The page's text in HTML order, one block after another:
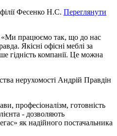
Фесенко Н.С. Переглянути
«Ми працюємо так, що до нас
Якісні офісні меблі за
гідність компанії. Це можна
нерухомості Андрій Правдін
професіоналізм, готовність
- дозволяють
як надійного постачальника